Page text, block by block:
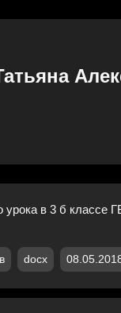
урока в 3 б
docx